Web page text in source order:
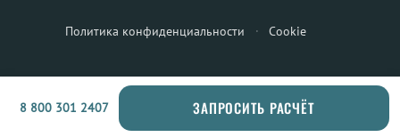
Политика конфиденциальности · Cookie
8 800 301 2407 ЗАПРОСИТЬ РАСЧЁТ